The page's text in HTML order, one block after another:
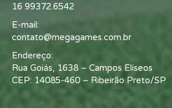
16 99372.6542
E-mail:
contato@megagames.com.br
Endereço:
Rua Goiás, 1638 – Campos Elíseos
CEP: 14085-460 – Ribeirão Preto/SP